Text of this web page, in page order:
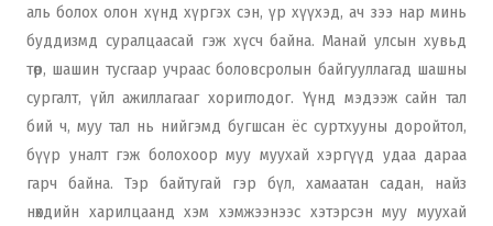
аль болох олон хүнд хүргэх сэн, үр хүүхэд, ач зээ нар минь
буддизмд суралцаасай гэж хүсч байна. Манай улсын хувьд
төр, шашин тусгаар учраас боловсролын байгууллагад шашны
сургалт, үйл ажиллагааг хориглодог. Үүнд мэдээж сайн тал
бий ч, муу тал нь нийгэмд бугшсан ёс суртхууны доройтол,
бүүр уналт гэж болохоор муу муухай хэргүүд удаа дараа
гарч байна. Тэр байтугай гэр бүл, хамаатан садан, найз
нөхдийн харилцаанд хэм хэмжээнээс хэтэрсэн муу муухай